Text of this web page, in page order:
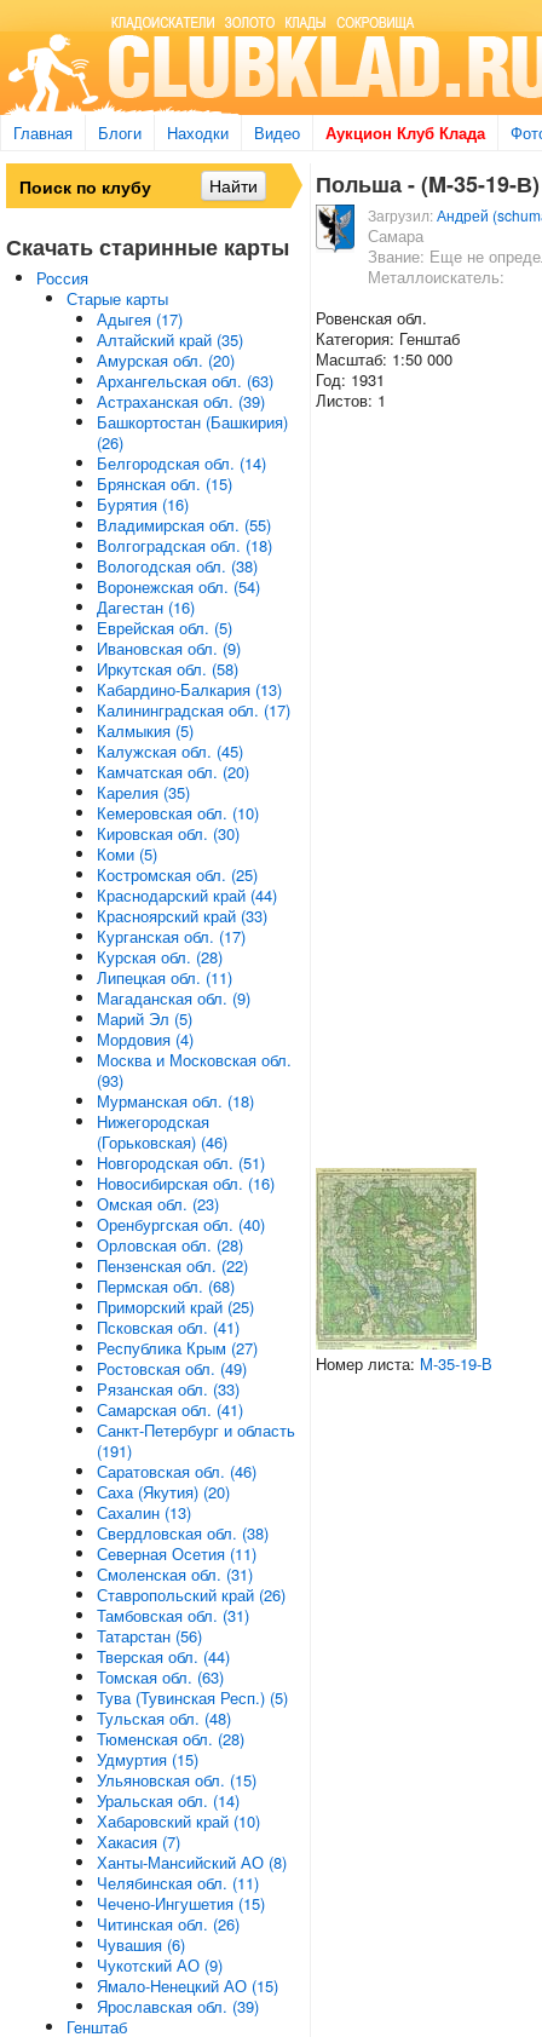
Главная Блоги Находки Видео Аукцион Клуб Клада
Польша - (M-35-19-
Загрузил:Андрей
Самара
Звание: Еще не
Металлоискатель:
Ровенская обл.
Категория: Генштаб
Масштаб: 1:50 000
Год: 1931
Листов: 1
Номер листа: M-35-19-В
Скачать старинные карты
Россия
Старые карты
Адыгея (17)
Алтайский край (35)
Амурская обл. (20)
Архангельская обл. (63)
Астраханская обл. (39)
Башкортостан (Башкирия)
(26)
Белгородская обл. (14)
Брянская обл. (15)
Бурятия (16)
Владимирская обл. (55)
Волгоградская обл. (18)
Вологодская обл. (38)
Воронежская обл. (54)
Дагестан (16)
Еврейская обл. (5)
Ивановская обл. (9)
Иркутская обл. (58)
Кабардино-Балкария (13)
Калининградская обл. (17)
Калмыкия (5)
Калужская обл. (45)
Камчатская обл. (20)
Карелия (35)
Кемеровская обл. (10)
Кировская обл. (30)
Коми (5)
Костромская обл. (25)
Краснодарский край (44)
Красноярский край (33)
Курганская обл. (17)
Курская обл. (28)
Липецкая обл. (11)
Магаданская обл. (9)
Марий Эл (5)
Мордовия (4)
Москва и Московская обл.
(93)
Мурманская обл. (18)
Нижегородская
(Горьковская) (46)
Новгородская обл. (51)
Новосибирская обл. (16)
Омская обл. (23)
Оренбургская обл. (40)
Орловская обл. (28)
Пензенская обл. (22)
Пермская обл. (68)
Приморский край (25)
Псковская обл. (41)
Республика Крым (27)
Ростовская обл. (49)
Рязанская обл. (33)
Самарская обл. (41)
Санкт-Петербург и область
(191)
Саратовская обл. (46)
Саха (Якутия) (20)
Сахалин (13)
Свердловская обл. (38)
Северная Осетия (11)
Смоленская обл. (31)
Ставропольский край (26)
Тамбовская обл. (31)
Татарстан (56)
Тверская обл. (44)
Томская обл. (63)
Тува (Тувинская Респ.) (5)
Тульская обл. (48)
Тюменская обл. (28)
Удмуртия (15)
Ульяновская обл. (15)
Уральская обл. (14)
Хабаровский край (10)
Хакасия (7)
Ханты-Мансийский АО (8)
Челябинская обл. (11)
Чечено-Ингушетия (15)
Читинская обл. (26)
Чувашия (6)
Чукотский АО (9)
Ямало-Ненецкий АО (15)
Ярославская обл. (39)
Генштаб